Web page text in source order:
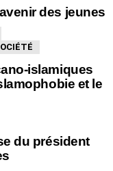
des jeunes
islamiques
et le
du président